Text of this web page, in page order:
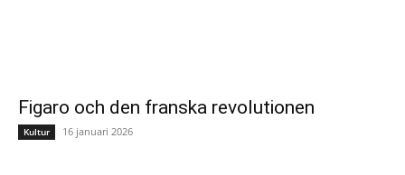
Figaro och den franska revolutionen
Kultur 16 januari 2026